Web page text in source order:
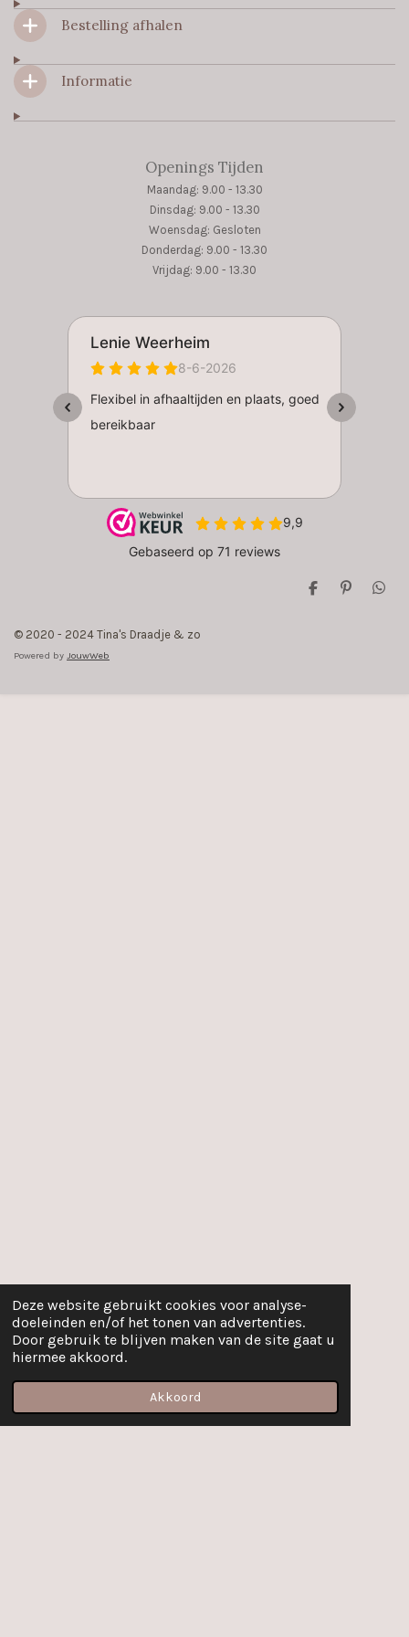
Deze website gebruikt cookies voor analyse-
doeleinden en/of het tonen van advertenties.
Door gebruik te blijven maken van de site gaat u
hiermee akkoord.
Akkoord
m
Bestelling afhalen
Informatie
Openings Tijden
Maandag: 9.00 - 13.30
Dinsdag: 9.00 - 13.30
Woensdag: Gesloten
Donderdag: 9.00 - 13.30
Vrijdag: 9.00 - 13.30
D
P
D
© 2020 - 2024 Tina's Draadje & zo
Powered by JouwWeb